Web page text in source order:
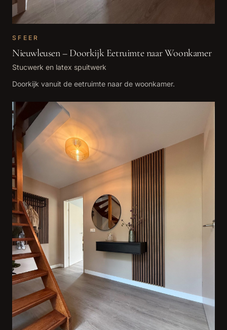
SFEER
Nieuwleusen – Doorkijk Eetruimte naar Woonkamer
Stucwerk en latex spuitwerk
Doorkijk vanuit de eetruimte naar de woonkamer.